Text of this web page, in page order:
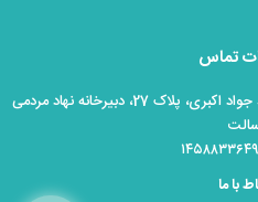
تماس
آدرس: تهران- خیابان آزادی، بلوار شهید جواد اکبری، پلاک 27، دبیرخانه نهاد مردمی
با ما